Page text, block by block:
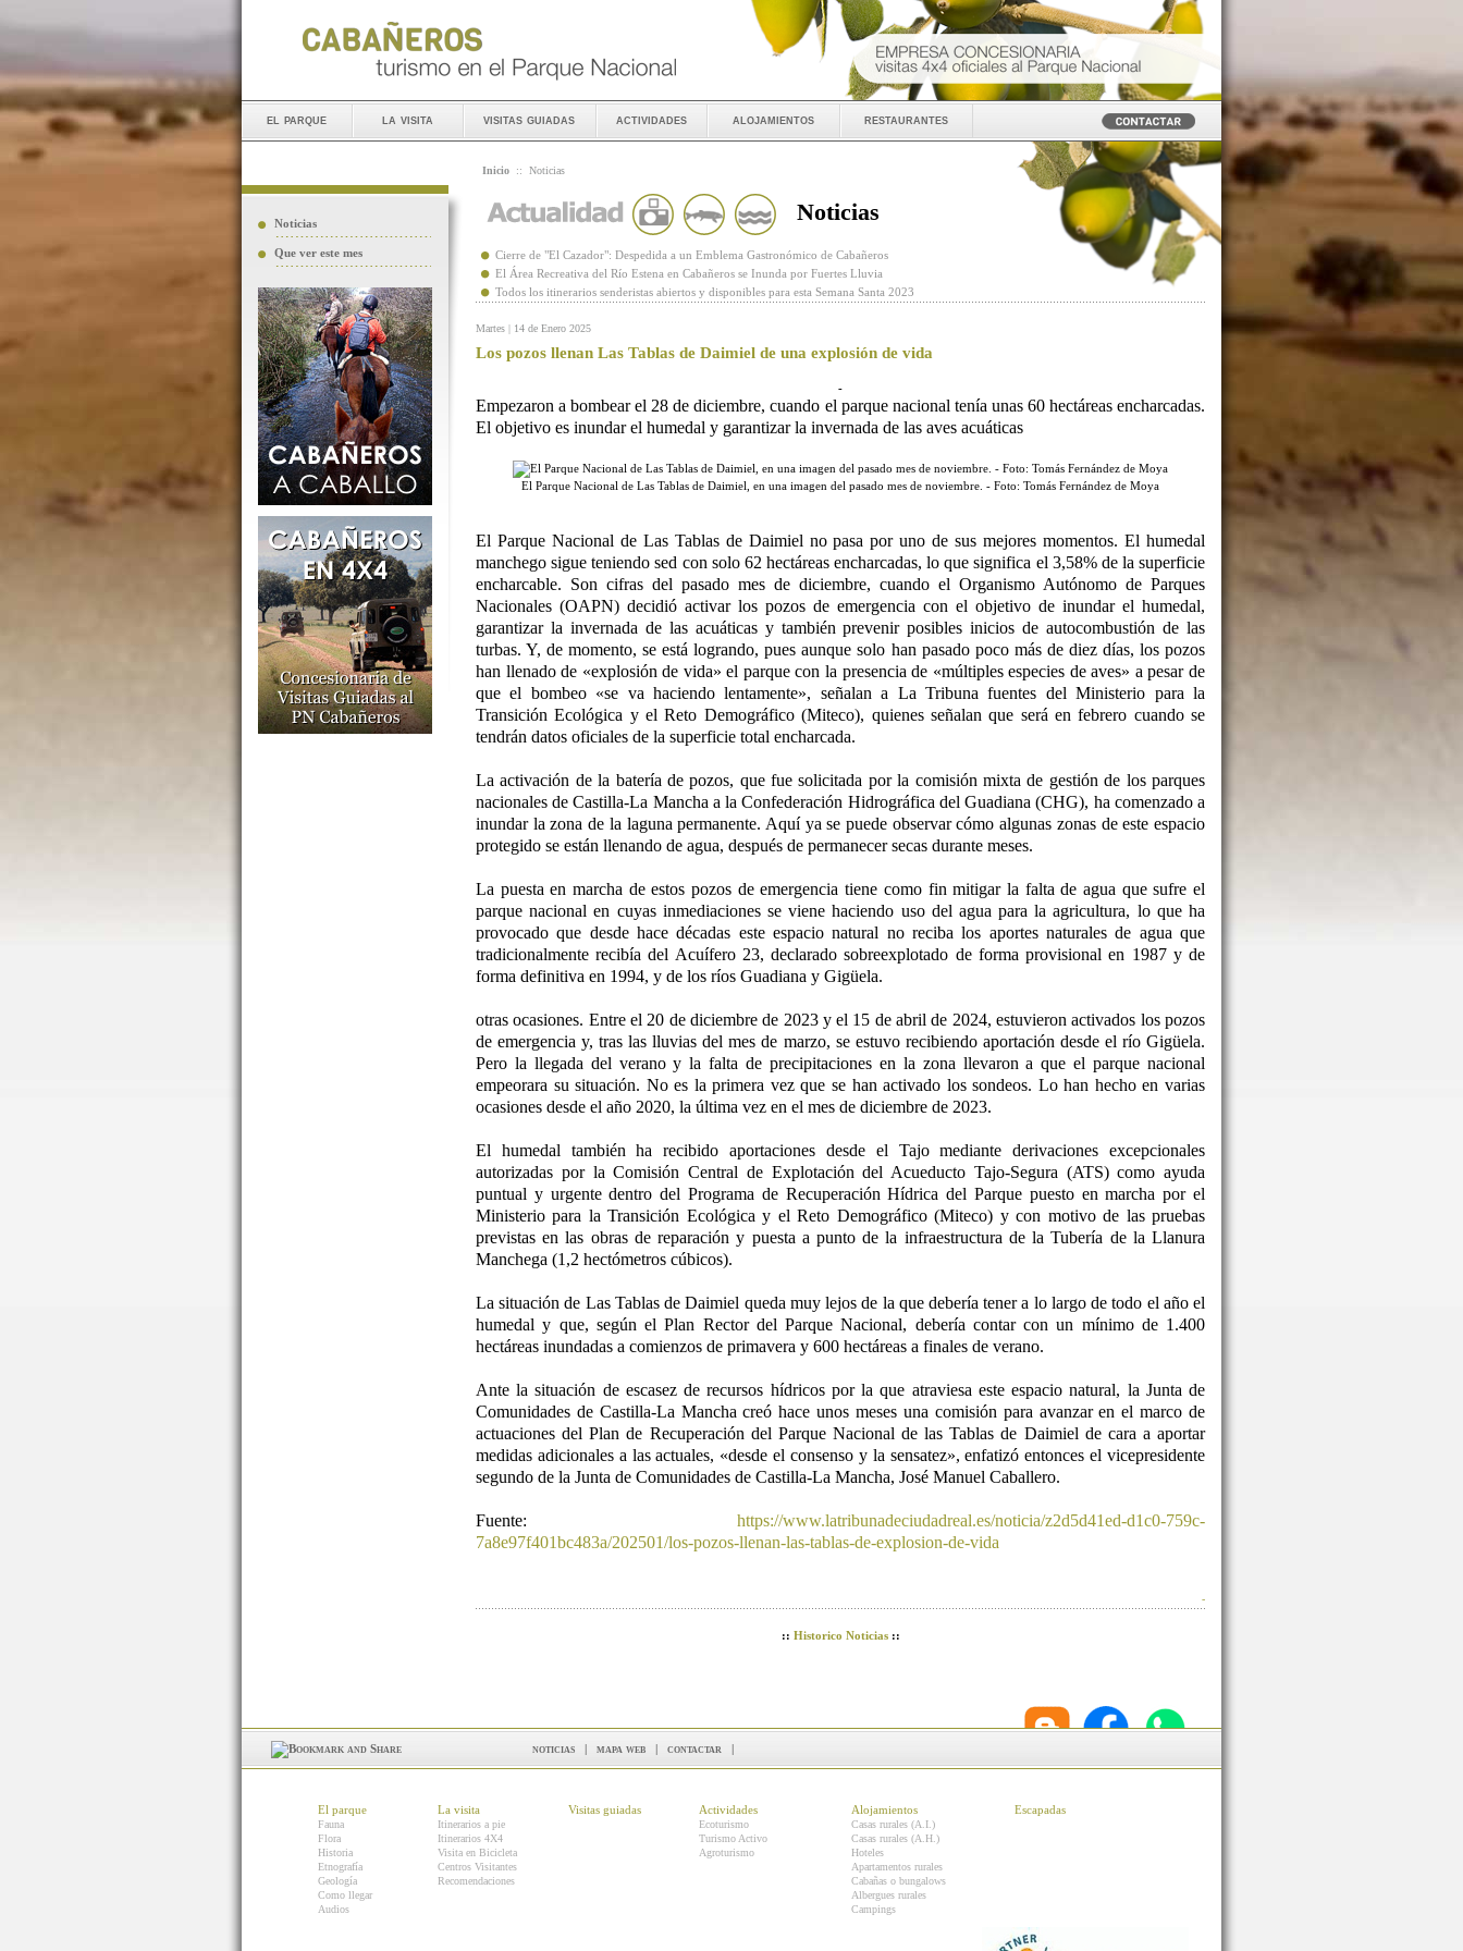
el parque la visita visitas guiadas actividades alojamientos restaurantes
Noticias
Que ver este mes
Inicio :: Noticias
Noticias
Cierre de "El Cazador": Despedida a un Emblema Gastronómico de Cabañeros
El Área Recreativa del Río Estena en Cabañeros se Inunda por Fuertes Lluvia
Todos los itinerarios senderistas abiertos y disponibles para esta Semana Santa 2023
Martes | 14 de Enero 2025
Los pozos llenan Las Tablas de Daimiel de una explosión de vida
-
Empezaron a bombear el 28 de diciembre, cuando el parque nacional tenía unas 60 hectáreas encharcadas.
El objetivo es inundar el humedal y garantizar la invernada de las aves acuáticas
El Parque Nacional de Las Tablas de Daimiel, en una imagen del pasado mes de noviembre. - Foto: Tomás Fernández de Moya
El Parque Nacional de Las Tablas de Daimiel no pasa por uno de sus mejores momentos. El humedal
manchego sigue teniendo sed con solo 62 hectáreas encharcadas, lo que significa el 3,58% de la superficie
encharcable. Son cifras del pasado mes de diciembre, cuando el Organismo Autónomo de Parques
Nacionales (OAPN) decidió activar los pozos de emergencia con el objetivo de inundar el humedal,
garantizar la invernada de las acuáticas y también prevenir posibles inicios de autocombustión de las
turbas. Y, de momento, se está logrando, pues aunque solo han pasado poco más de diez días, los pozos
han llenado de «explosión de vida» el parque con la presencia de «múltiples especies de aves» a pesar de
que el bombeo «se va haciendo lentamente», señalan a La Tribuna fuentes del Ministerio para la
Transición Ecológica y el Reto Demográfico (Miteco), quienes señalan que será en febrero cuando se
tendrán datos oficiales de la superficie total encharcada.
La activación de la batería de pozos, que fue solicitada por la comisión mixta de gestión de los parques
nacionales de Castilla-La Mancha a la Confederación Hidrográfica del Guadiana (CHG), ha comenzado a
inundar la zona de la laguna permanente. Aquí ya se puede observar cómo algunas zonas de este espacio
protegido se están llenando de agua, después de permanecer secas durante meses.
La puesta en marcha de estos pozos de emergencia tiene como fin mitigar la falta de agua que sufre el
parque nacional en cuyas inmediaciones se viene haciendo uso del agua para la agricultura, lo que ha
provocado que desde hace décadas este espacio natural no reciba los aportes naturales de agua que
tradicionalmente recibía del Acuífero 23, declarado sobreexplotado de forma provisional en 1987 y de
forma definitiva en 1994, y de los ríos Guadiana y Gigüela.
otras ocasiones. Entre el 20 de diciembre de 2023 y el 15 de abril de 2024, estuvieron activados los pozos
de emergencia y, tras las lluvias del mes de marzo, se estuvo recibiendo aportación desde el río Gigüela.
Pero la llegada del verano y la falta de precipitaciones en la zona llevaron a que el parque nacional
empeorara su situación. No es la primera vez que se han activado los sondeos. Lo han hecho en varias
ocasiones desde el año 2020, la última vez en el mes de diciembre de 2023.
El humedal también ha recibido aportaciones desde el Tajo mediante derivaciones excepcionales
autorizadas por la Comisión Central de Explotación del Acueducto Tajo-Segura (ATS) como ayuda
puntual y urgente dentro del Programa de Recuperación Hídrica del Parque puesto en marcha por el
Ministerio para la Transición Ecológica y el Reto Demográfico (Miteco) y con motivo de las pruebas
previstas en las obras de reparación y puesta a punto de la infraestructura de la Tubería de la Llanura
Manchega (1,2 hectómetros cúbicos).
La situación de Las Tablas de Daimiel queda muy lejos de la que debería tener a lo largo de todo el año el
humedal y que, según el Plan Rector del Parque Nacional, debería contar con un mínimo de 1.400
hectáreas inundadas a comienzos de primavera y 600 hectáreas a finales de verano.
Ante la situación de escasez de recursos hídricos por la que atraviesa este espacio natural, la Junta de
Comunidades de Castilla-La Mancha creó hace unos meses una comisión para avanzar en el marco de
actuaciones del Plan de Recuperación del Parque Nacional de las Tablas de Daimiel de cara a aportar
medidas adicionales a las actuales, «desde el consenso y la sensatez», enfatizó entonces el vicepresidente
segundo de la Junta de Comunidades de Castilla-La Mancha, José Manuel Caballero.
Fuente: https://www.latribunadeciudadreal.es/noticia/z2d5d41ed-d1c0-759c-
7a8e97f401bc483a/202501/los-pozos-llenan-las-tablas-de-explosion-de-vida
-
:: Historico Noticias::
noticias | mapa web | contactar |
El parque
Fauna
Flora
Historia
Etnografía
Geología
Como llegar
Audios
La visita
Itinerarios a pie
Itinerarios 4X4
Visita en Bicicleta
Centros Visitantes
Recomendaciones
Visitas guiadas Actividades
Ecoturismo
Turismo Activo
Agroturismo
Alojamientos
Casas rurales (A.I.)
Casas rurales (A.H.)
Hoteles
Apartamentos rurales
Cabañas o bungalows
Albergues rurales
Campings
Escapadas